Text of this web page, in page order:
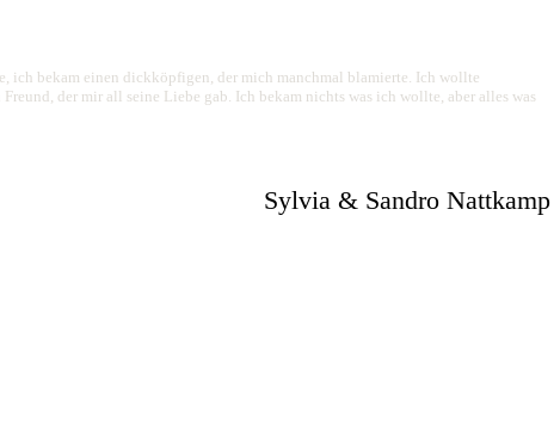
ich bekam einen dickköpfigen, der mich manchmal blamierte. Ich wollte
der mir all seine Liebe gab. Ich bekam nichts was ich wollte, aber alles was
Sylvia & Sandro Nattkamp